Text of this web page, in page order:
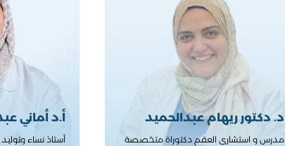
أ.د أماني
أستاذ نساء وتوليد
د. دكتور ريهام عبدالحميد
مدرس و استشارى العقم دكتوراة متخصصة